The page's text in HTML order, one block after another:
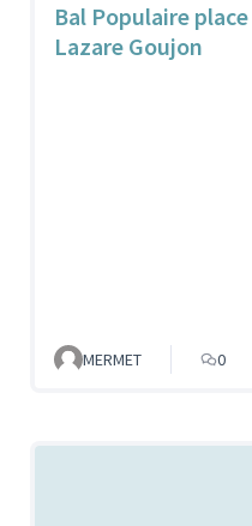
Bal Populaire place
Lazare Goujon
MERMET 0